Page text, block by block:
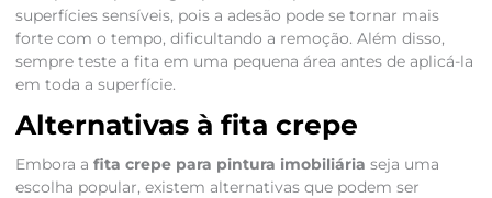
superfícies sensíveis, pois a adesão pode se tornar mais
forte com o tempo, dificultando a remoção. Além disso,
sempre teste a fita em uma pequena área antes de aplicá-la
em toda a superfície.
Alternativas à fita crepe
Embora a fita crepe para pintura imobiliária seja uma
escolha popular, existem alternativas que podem ser